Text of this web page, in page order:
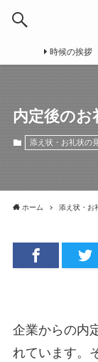
時候の挨拶
内定後のお
添え状・お礼状の
ホーム 添え状・お
企業からの内
れています。